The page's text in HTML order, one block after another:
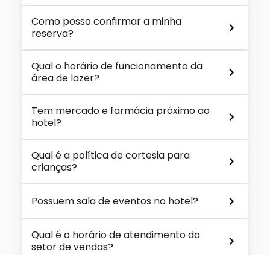
Como posso confirmar a minha
reserva?
Qual o horário de funcionamento da
área de lazer?
Tem mercado e farmácia próximo ao
hotel?
Qual é a política de cortesia para
crianças?
Possuem sala de eventos no hotel?
Qual é o horário de atendimento do
setor de vendas?